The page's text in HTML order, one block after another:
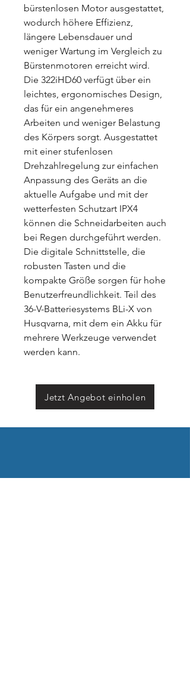
bürstenlosen Motor ausgestattet,
wodurch höhere Effizienz,
längere Lebensdauer und
weniger Wartung im Vergleich zu
Bürstenmotoren erreicht wird.
Die 322iHD60 verfügt über ein
leichtes, ergonomisches Design,
das für ein angenehmeres
Arbeiten und weniger Belastung
des Körpers sorgt. Ausgestattet
mit einer stufenlosen
Drehzahlregelung zur einfachen
Anpassung des Geräts an die
aktuelle Aufgabe und mit der
wetterfesten Schutzart IPX4
können die Schneidarbeiten auch
bei Regen durchgeführt werden.
Die digitale Schnittstelle, die
robusten Tasten und die
kompakte Größe sorgen für hohe
Benutzerfreundlichkeit. Teil des
36-V-Batteriesystems BLi-X von
Husqvarna, mit dem ein Akku für
mehrere Werkzeuge verwendet
werden kann.
Jetzt Angebot einholen